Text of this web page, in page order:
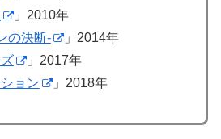
」2010年
の決断-
」2014年
」2017年
ョン 」2018年